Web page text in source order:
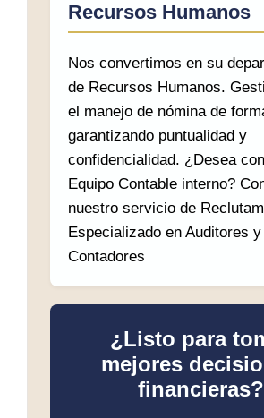
Recursos Humanos
Nos convertimos en su
de Recursos Humanos.
el manejo de nómina de
garantizando puntualidad y
confidencialidad. ¿Desea
Equipo Contable interno?
nuestro servicio de
Especializado en Auditores y
Contadores
¿Listo para
mejores
financieras?